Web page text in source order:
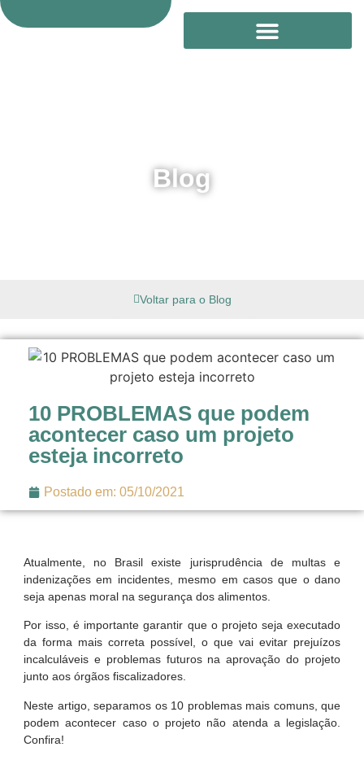
Blog
Voltar para o Blog
10 PROBLEMAS que podem
acontecer caso um projeto
esteja incorreto
Postado em: 05/10/2021
Atualmente, no Brasil existe jurisprudência de multas e
indenizações em incidentes, mesmo em casos que o dano
seja apenas moral na segurança dos alimentos.
Por isso, é importante garantir que o projeto seja executado
da forma mais correta possível, o que vai evitar prejuízos
incalculáveis e problemas futuros na aprovação do projeto
junto aos órgãos fiscalizadores.
Neste artigo, separamos os 10 problemas mais comuns, que
podem acontecer caso o projeto não atenda a legislação.
Confira!